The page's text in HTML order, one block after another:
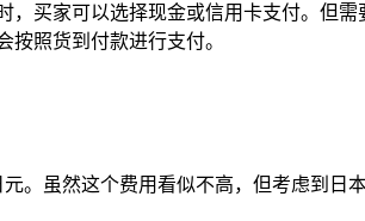
买家可以选择现金或信用卡支付。但
照货到付款进行支付。
。虽然这个费用看似不高，但考虑到日